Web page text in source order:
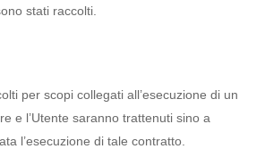
stati raccolti.
per scopi collegati all’esecuzione di un
e l’Utente saranno trattenuti sino a
l’esecuzione di tale contratto.